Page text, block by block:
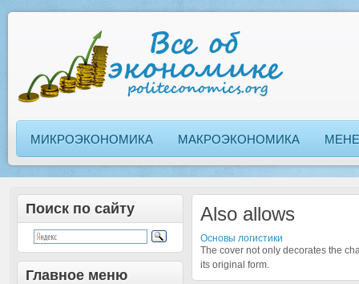
МИКРОЭКОНОМИКА МАКРОЭКОНОМИКА
Поиск по сайту
Главное меню
Also allows
Основы логистики
The cover not only decorates the
its original form.